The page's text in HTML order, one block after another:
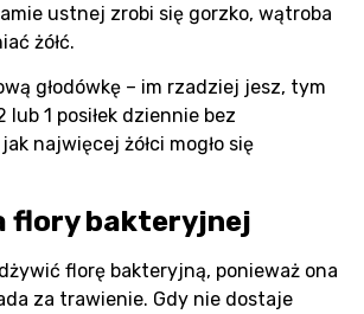
ustnej zrobi się gorzko, wątroba
żółć.
głodówkę – im rzadziej jesz, tym
lub 1 posiłek dziennie bez
najwięcej żółci mogło się
flory bakteryjnej
florę bakteryjną, ponieważ ona
za trawienie. Gdy nie dostaje